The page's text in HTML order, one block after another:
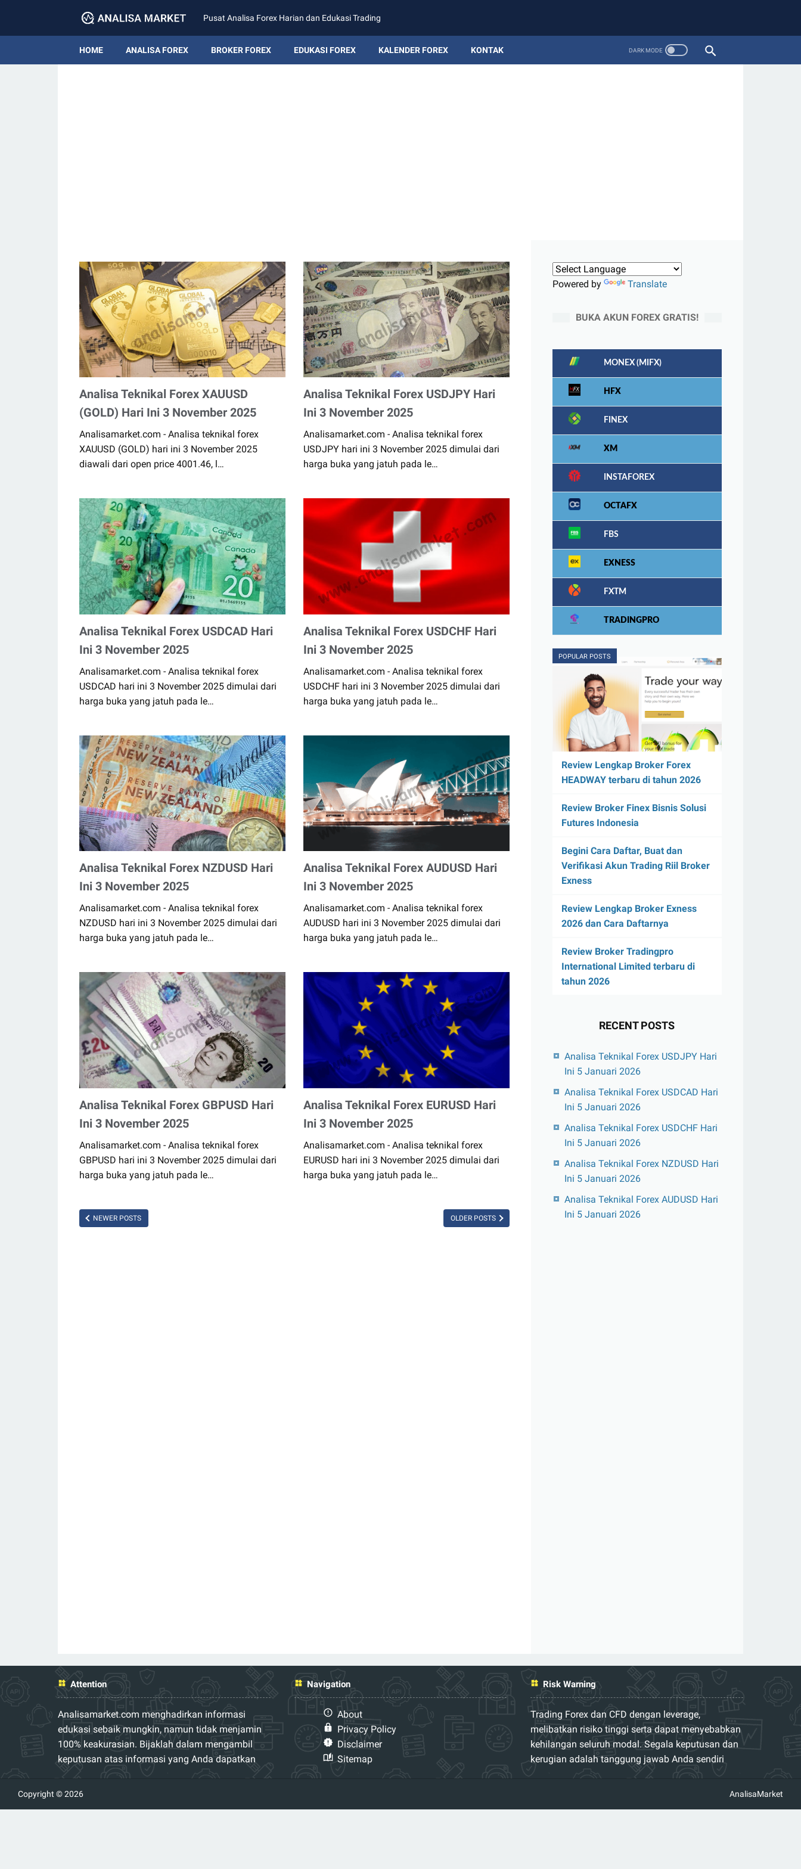
Pusat Analisa Forex Harian dan Edukasi Trading
HOME ANALISA FOREX BROKER FOREX EDUKASI FOREX KALENDER FOREX KONTAK
Analisa Teknikal Forex XAUUSD
(GOLD) Hari Ini 3 November 2025
Analisamarket.com - Analisa teknikal forex
XAUUSD (GOLD) hari ini 3 November 2025
diawali dari open price 4001.46, l…
Analisa Teknikal Forex USDJPY Hari
Ini 3 November 2025
Analisamarket.com - Analisa teknikal forex
USDJPY hari ini 3 November 2025 dimulai dari
harga buka yang jatuh pada le…
Analisa Teknikal Forex USDCAD Hari
Ini 3 November 2025
Analisamarket.com - Analisa teknikal forex
USDCAD hari ini 3 November 2025 dimulai dari
harga buka yang jatuh pada le…
Analisa Teknikal Forex USDCHF Hari
Ini 3 November 2025
Analisamarket.com - Analisa teknikal forex
USDCHF hari ini 3 November 2025 dimulai dari
harga buka yang jatuh pada le…
Analisa Teknikal Forex NZDUSD Hari
Ini 3 November 2025
Analisamarket.com - Analisa teknikal forex
NZDUSD hari ini 3 November 2025 dimulai dari
harga buka yang jatuh pada le…
Analisa Teknikal Forex AUDUSD Hari
Ini 3 November 2025
Analisamarket.com - Analisa teknikal forex
AUDUSD hari ini 3 November 2025 dimulai dari
harga buka yang jatuh pada le…
Analisa Teknikal Forex GBPUSD Hari
Ini 3 November 2025
Analisamarket.com - Analisa teknikal forex
GBPUSD hari ini 3 November 2025 dimulai dari
harga buka yang jatuh pada le…
Analisa Teknikal Forex EURUSD Hari
Ini 3 November 2025
Analisamarket.com - Analisa teknikal forex
EURUSD hari ini 3 November 2025 dimulai dari
harga buka yang jatuh pada le…
NEWER POSTS OLDER POSTS
Powered by Translate
BUKA AKUN FOREX GRATIS!
MONEX (MIFX)
HFX
FINEX
XM
INSTAFOREX
OCTAFX
FBS
EXNESS
FXTM
TRADINGPRO
POPULAR POSTS
Review Lengkap Broker Forex
HEADWAY terbaru di tahun 2026
Review Broker Finex Bisnis Solusi
Futures Indonesia
Begini Cara Daftar, Buat dan
Verifikasi Akun Trading Riil Broker
Exness
Review Lengkap Broker Exness
2026 dan Cara Daftarnya
Review Broker Tradingpro
International Limited terbaru di
tahun 2026
RECENT POSTS
Analisa Teknikal Forex USDJPY Hari
Ini 5 Januari 2026
Analisa Teknikal Forex USDCAD Hari
Ini 5 Januari 2026
Analisa Teknikal Forex USDCHF Hari
Ini 5 Januari 2026
Analisa Teknikal Forex NZDUSD Hari
Ini 5 Januari 2026
Analisa Teknikal Forex AUDUSD Hari
Ini 5 Januari 2026
Attention
Analisamarket.com menghadirkan informasi
edukasi sebaik mungkin, namun tidak menjamin
100% keakurasian. Bijaklah dalam mengambil
keputusan atas informasi yang Anda dapatkan
Navigation
About
Privacy Policy
Disclaimer
Sitemap
Risk Warning
Trading Forex dan CFD dengan leverage,
melibatkan risiko tinggi serta dapat menyebabkan
kehilangan seluruh modal. Segala keputusan dan
kerugian adalah tanggung jawab Anda sendiri
Copyright © 2026 AnalisaMarket